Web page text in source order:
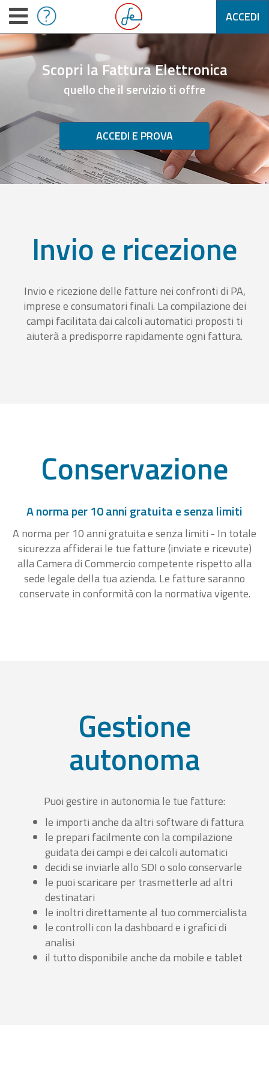
ACCEDI
Scopri la Fattura Elettronica
quello che il servizio ti offre
ACCEDI E PROVA
Invio e ricezione
Invio e ricezione delle fatture nei confronti di PA,
imprese e consumatori finali. La compilazione dei
campi facilitata dai calcoli automatici proposti ti
aiuterà a predisporre rapidamente ogni fattura.
Conservazione
A norma per 10 anni gratuita e senza limiti
A norma per 10 anni gratuita e senza limiti - In totale
sicurezza affiderai le tue fatture (inviate e ricevute)
alla Camera di Commercio competente rispetto alla
sede legale della tua azienda. Le fatture saranno
conservate in conformità con la normativa vigente.
Gestione
autonoma
Puoi gestire in autonomia le tue fatture:
le importi anche da altri software di fattura
le prepari facilmente con la compilazione
guidata dei campi e dei calcoli automatici
decidi se inviarle allo SDI o solo conservarle
le puoi scaricare per trasmetterle ad altri
destinatari
le inoltri direttamente al tuo commercialista
le controlli con la dashboard e i grafici di
analisi
il tutto disponibile anche da mobile e tablet